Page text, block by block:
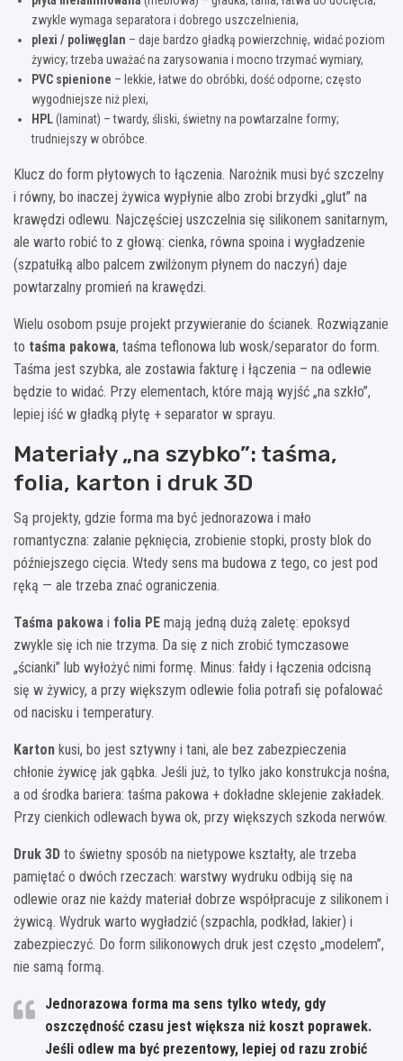
zwykle wymaga separatora i dobrego uszczelnienia,
plexi / poliwęglan – daje bardzo gładką powierzchnię, widać poziom
żywicy; trzeba uważać na zarysowania i mocno trzymać wymiary,
PVC spienione – lekkie, łatwe do obróbki, dość odporne; często
wygodniejsze niż plexi,
HPL(laminat) – twardy, śliski, świetny na powtarzalne formy;
trudniejszy w obróbce.
Klucz do form płytowych to łączenia. Narożnik musi być szczelny
i równy, bo inaczej żywica wypłynie albo zrobi brzydki „glut” na
krawędzi odlewu. Najczęściej uszczelnia się silikonem sanitarnym,
ale warto robić to z głową: cienka, równa spoina i wygładzenie
(szpatułką albo palcem zwilżonym płynem do naczyń) daje
powtarzalny promień na krawędzi.
Wielu osobom psuje projekt przywieranie do ścianek. Rozwiązanie
to taśma pakowa, taśma teflonowa lub wosk/separator do form.
Taśma jest szybka, ale zostawia fakturę i łączenia – na odlewie
będzie to widać. Przy elementach, które mają wyjść „na szkło”,
lepiej iść w gładką płytę + separator w sprayu.
Materiały „na szybko”: taśma,
folia, karton i druk 3D
Są projekty, gdzie forma ma być jednorazowa i mało
romantyczna: zalanie pęknięcia, zrobienie stopki, prosty blok do
późniejszego cięcia. Wtedy sens ma budowa z tego, co jest pod
ręką — ale trzeba znać ograniczenia.
Taśma pakowa i folia PE mają jedną dużą zaletę: epoksyd
zwykle się ich nie trzyma. Da się z nich zrobić tymczasowe
„ścianki” lub wyłożyć nimi formę. Minus: fałdy i łączenia odcisną
się w żywicy, a przy większym odlewie folia potrafi się pofalować
od nacisku i temperatury.
Karton kusi, bo jest sztywny i tani, ale bez zabezpieczenia
chłonie żywicę jak gąbka. Jeśli już, to tylko jako konstrukcja nośna,
a od środka bariera: taśma pakowa + dokładne sklejenie zakładek.
Przy cienkich odlewach bywa ok, przy większych szkoda nerwów.
Druk 3D to świetny sposób na nietypowe kształty, ale trzeba
pamiętać o dwóch rzeczach: warstwy wydruku odbiją się na
odlewie oraz nie każdy materiał dobrze współpracuje z silikonem i
żywicą. Wydruk warto wygładzić (szpachla, podkład, lakier) i
zabezpieczyć. Do form silikonowych druk jest często „modelem”,
nie samą formą.
Jednorazowa forma ma sens tylko wtedy, gdy
oszczędność czasu jest większa niż koszt poprawek.
Jeśli odlew ma być prezentowy, lepiej od razu zrobić